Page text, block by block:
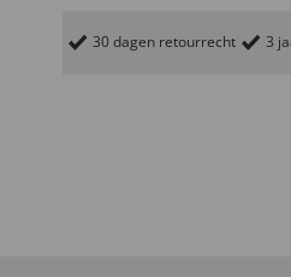
30 dagen retourrecht 3